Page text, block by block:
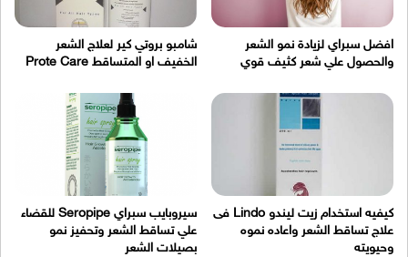
افضل سبراي لزيادة نمو الشعر
والحصول علي شعر كثيف قوي
شامبو بروتي كير لعلاج الشعر
الخفيف او المتساقط Prote Care
كيفيه استخدام زيت ليندو Lindo فى
علاج تساقط الشعر واعاده نموه
وحيويته
سيروبايب سبراي Seropipe للقضاء
علي تساقط الشعر وتحفيز نمو
بصيلات الشعر